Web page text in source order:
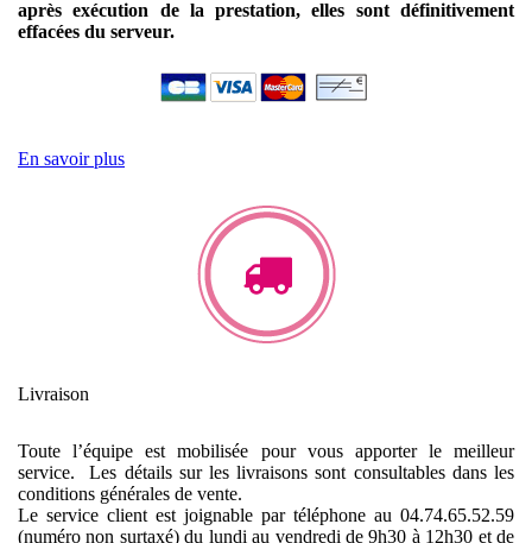
après exécution de la prestation, elles sont définitivement
effacées du serveur.
En savoir plus
Livraison
Toute l’équipe est mobilisée pour vous apporter le meilleur
service. Les détails sur les livraisons sont consultables dans les
conditions générales de vente.
Le service client est joignable par téléphone au 04.74.65.52.59
(numéro non surtaxé) du lundi au vendredi de 9h30 à 12h30 et de